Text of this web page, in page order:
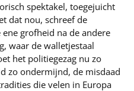
spektakel, toegejuicht
dat nou, schreef de
grofheid na de andere
waar de walletjestaal
het politiegezag nu zo
zo ondermijnd, de misdaad
die velen in Europa